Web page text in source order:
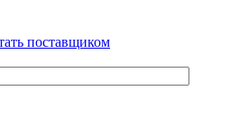
поставщиком